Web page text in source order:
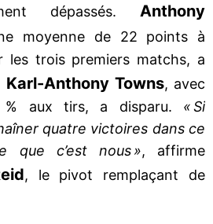
dépassés. Anthony
moyenne de 22 points à
les trois premiers matchs, a
Karl-Anthony Towns, avec
aux tirs, a disparu. « Si
quatre victoires dans ce
que c’est nous », affirme
, le pivot remplaçant de